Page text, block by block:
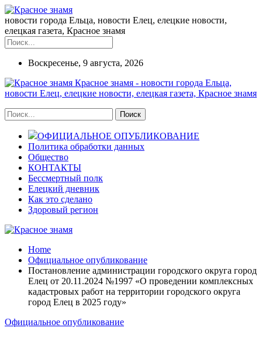
новости города Ельца, новости Елец, елецкие новости,
елецкая газета, Красное знамя
Воскресенье, 9 августа, 2026
Красное знамя - новости города Ельца,
новости Елец, елецкие новости, елецкая газета, Красное знамя
ОФИЦИАЛЬНОЕ ОПУБЛИКОВАНИЕ
Политика обработки данных
Общество
КОНТАКТЫ
Бессмертный полк
Елецкий дневник
Как это сделано
Здоровый регион
Home
Официальное опубликование
Постановление администрации городского округа город
Елец от 20.11.2024 №1997 «О проведении комплексных
кадастровых работ на территории городского округа
город Елец в 2025 году»
Официальное опубликование